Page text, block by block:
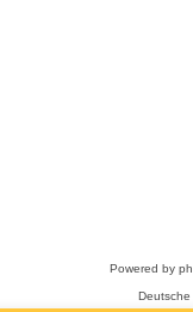
Powered by